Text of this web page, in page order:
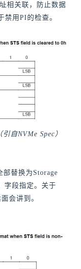
相关联，防止数据
禁用PI的检查。
自NVMe Spec）
部替换为Storage
字段指定。关于
会讲到。